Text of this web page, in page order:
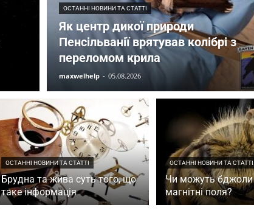
ОСТАННІ НОВИНИ ТА СТАТТІ
Як центр дикої природи
Пенсільванії врятував колібрі з
переломом крила
maxwelhelp - 05.08.2026
ОСТАННІ НОВИНИ ТА СТАТТІ
Брудна та жива суть того, що
таке інформація
ОСТАННІ НОВИНИ ТА СТАТТІ
Чи можуть бджоли
магнітні поля?